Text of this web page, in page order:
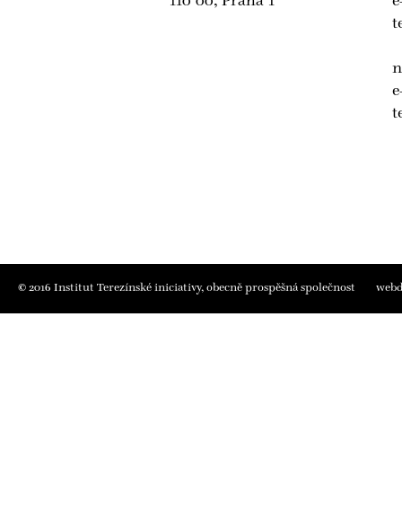
©2016 Institut Terezínské iniciativy, obecně prospěšná společnost